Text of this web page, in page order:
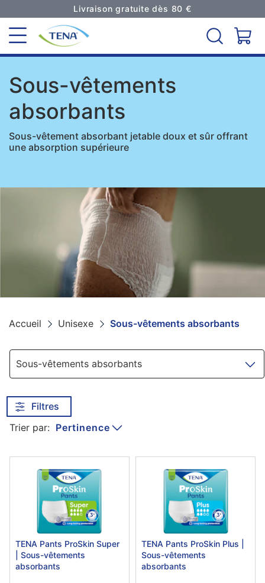
Livraison gratuite dès 80 €
Sous-vêtements
absorbants
Sous-vêtement absorbant jetable doux et sûr offrant
une absorption supérieure
Accueil Unisexe Sous-vêtements absorbants
Sous-vêtements absorbants
Filtres
Trier par: Pertinence
TENA Pants ProSkin Super
| Sous-vêtements
absorbants
TENA Pants ProSkin Plus |
Sous-vêtements
absorbants